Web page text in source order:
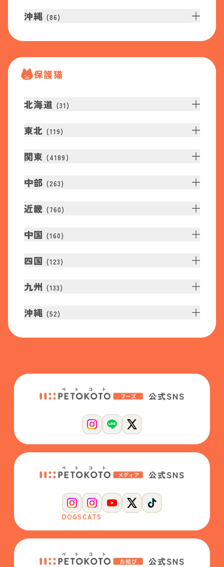
沖縄 (86)
保護猫
北海道 (31 )
東北 (119)
関東 (4189 )
中部 (263)
近畿 (760)
中国 (160)
四国 (123)
九州 (133)
沖縄 (52)
DOGSCATS